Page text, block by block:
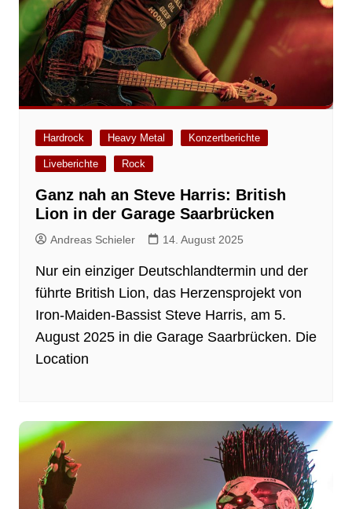
Hardrock Heavy Metal Konzertberichte
Liveberichte Rock
Ganz nah an Steve Harris: British
Lion in der Garage Saarbrücken
Andreas Schieler 14. August 2025
Nur ein einziger Deutschlandtermin und der
führte British Lion, das Herzensprojekt von
Iron-Maiden-Bassist Steve Harris, am 5.
August 2025 in die Garage Saarbrücken. Die
Location